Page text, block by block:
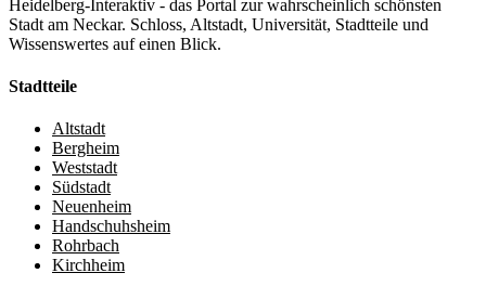
Heidelberg-Interaktiv - das Portal zur wahrscheinlich schönsten
Stadt am Neckar. Schloss, Altstadt, Universität, Stadtteile und
Wissenswertes auf einen Blick.
Stadtteile
Altstadt
Bergheim
Weststadt
Südstadt
Neuenheim
Handschuhsheim
Rohrbach
Kirchheim